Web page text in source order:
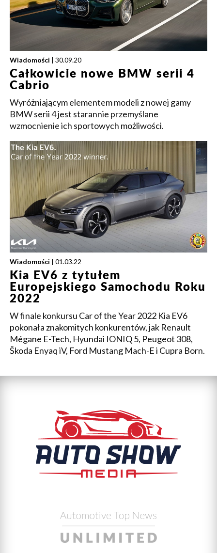
Wiadomości | 30.09.20
Całkowicie nowe BMW serii 4
Cabrio
Wyróżniającym elementem modeli z nowej gamy
BMW serii 4 jest starannie przemyślane
wzmocnienie ich sportowych możliwości.
Wiadomości | 01.03.22
Kia EV6 z tytułem
Europejskiego Samochodu Roku
2022
W finale konkursu Car of the Year 2022 Kia EV6
pokonała znakomitych konkurentów, jak Renault
Mégane E-Tech, Hyundai IONIQ 5, Peugeot 308,
Škoda Enyaq iV, Ford Mustang Mach-E i Cupra Born.